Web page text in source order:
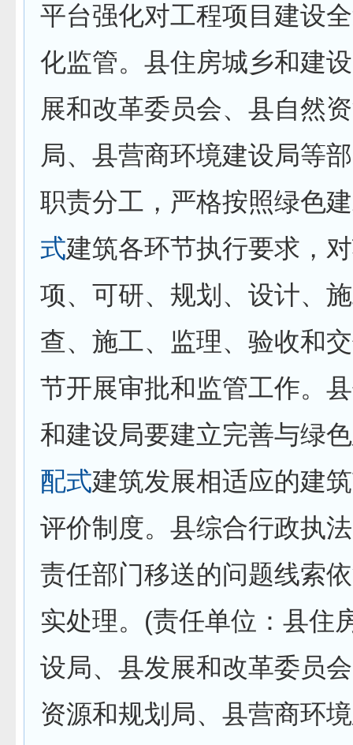
平台强化对工程项目建设
化监管。县住房城乡和建
展和改革委员会、县自然
局、县营商环境建设局等
职责分工，严格按照绿色
式建筑各环节执行要求，
项、可研、规划、设计、
查、施工、监理、验收和
节开展审批和监管工作。
和建设局要建立完善与绿
配式建筑发展相适应的建
评价制度。县综合行政执
责任部门移送的问题线索
实处理。(责任单位：县住
设局、县发展和改革委员
资源和规划局、县营商环